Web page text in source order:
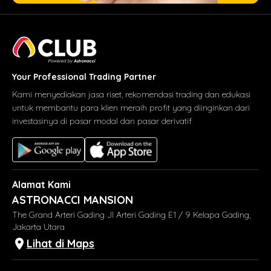
Your Professional Trading Partner
Kami menyediakan jasa riset, rekomendasi trading dan edukasi
untuk membantu para klien meraih profit yang diinginkan dari
investasinya di pasar modal dan pasar derivatif
Alamat Kami
ASTRONACCI MANSION
The Grand Arteri Gading Jl Arteri Gading E1 / 9 Kelapa Gading,
Jakarta Utara
Lihat di Maps